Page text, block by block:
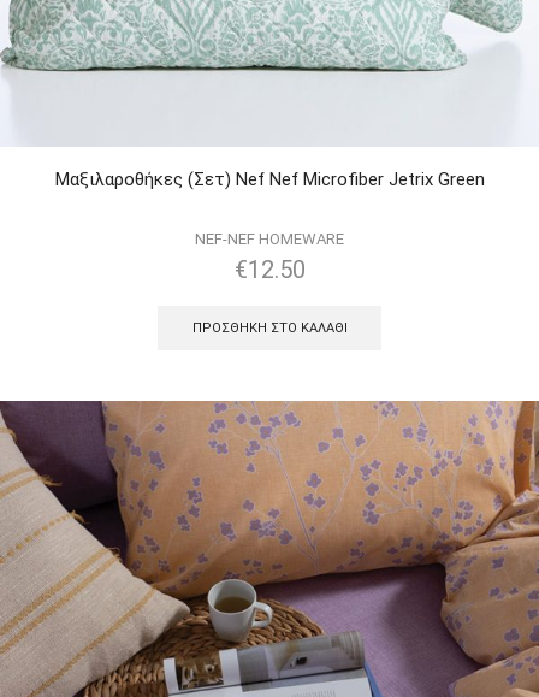
Μαξιλαροθήκες (Σετ) Nef Nef Μicrofiber Jetrix Green
NEF-NEF HOMEWARE
€12.50
ΠΡΟΣΘΉΚΗ ΣΤΟ ΚΑΛΆΘΙ